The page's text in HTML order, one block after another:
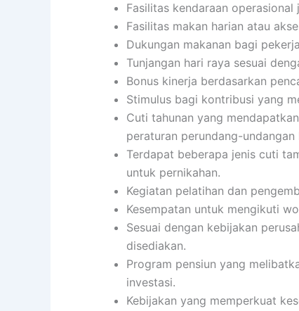
Fasilitas kendaraan operasional
Fasilitas makan harian atau
Dukungan makanan bagi
Tunjangan hari raya sesuai
Bonus kinerja berdasarkan
Stimulus bagi kontribusi yang
Cuti tahunan yang
peraturan perundang-undangan
Terdapat beberapa jenis cuti
untuk pernikahan.
Kegiatan pelatihan dan
Kesempatan untuk mengikuti
Sesuai dengan kebijakan
disediakan.
Program pensiun yang
investasi.
Kebijakan yang memperkuat